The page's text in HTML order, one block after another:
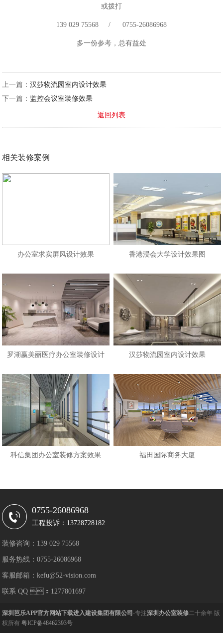
或拨打
139 029 75568 / 0755-26086968
多一份参考，总有益处
上一篇：汉莎物流园室内设计效果
下一篇： 监控会议室装修效果
返回列表
相关装修案例
办公室求实屏风设计效果 香港浸会大学设计效果图
罗湖赢美丽医疗办公室装修设计 汉莎物流园室内设计效果
科信集团办公室装修方案效果 福田国际商务大厦
0755-26086968
工程投诉：13728728182
装修咨询：139 029 75568
服务热线：0755-26086968
客服邮箱：kefu@52-vision.com
联系 QQ ：1277801697
深圳芭乐APP官方网站下载进入建设集团有限公司-专注深圳办公室装修二十余年 版
权所有粤ICP备48462393号